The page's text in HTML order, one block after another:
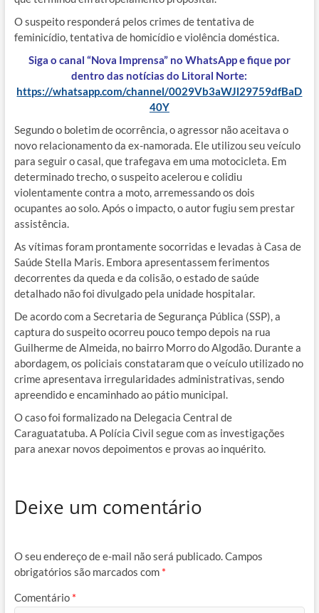
O suspeito responderá pelos crimes de tentativa de
feminicídio, tentativa de homicídio e violência doméstica.
Siga o canal “Nova Imprensa” no WhatsApp e fique por
dentro das notícias do Litoral Norte:
https://whatsapp.com/channel/0029Vb3aWJl29759dfBaD
40Y
Segundo o boletim de ocorrência, o agressor não aceitava o
novo relacionamento da ex-namorada. Ele utilizou seu veículo
para seguir o casal, que trafegava em uma motocicleta. Em
determinado trecho, o suspeito acelerou e colidiu
violentamente contra a moto, arremessando os dois
ocupantes ao solo. Após o impacto, o autor fugiu sem prestar
assistência.
As vítimas foram prontamente socorridas e levadas à Casa de
Saúde Stella Maris. Embora apresentassem ferimentos
decorrentes da queda e da colisão, o estado de saúde
detalhado não foi divulgado pela unidade hospitalar.
De acordo com a Secretaria de Segurança Pública (SSP), a
captura do suspeito ocorreu pouco tempo depois na rua
Guilherme de Almeida, no bairro Morro do Algodão. Durante a
abordagem, os policiais constataram que o veículo utilizado no
crime apresentava irregularidades administrativas, sendo
apreendido e encaminhado ao pátio municipal.
O caso foi formalizado na Delegacia Central de
Caraguatatuba. A Polícia Civil segue com as investigações
para anexar novos depoimentos e provas ao inquérito.
Deixe um comentário
O seu endereço de e-mail não será publicado.Campos
obrigatórios são marcados com *
Comentário *